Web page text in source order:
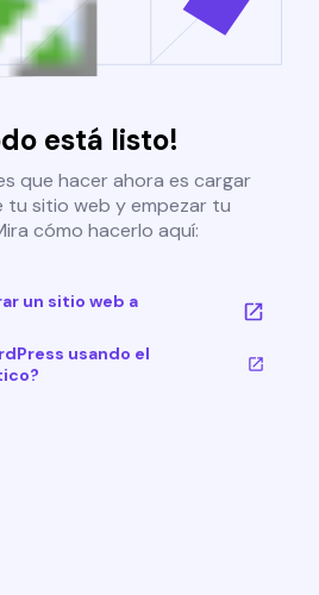
está listo!
que hacer ahora es cargar
tu sitio web y empezar tu
cómo hacerlo aquí:
un sitio web a
usando el